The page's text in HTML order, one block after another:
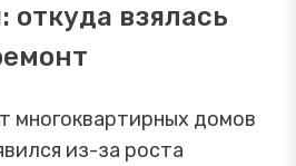
откуда взялась
многоквартирных домов
из-за роста